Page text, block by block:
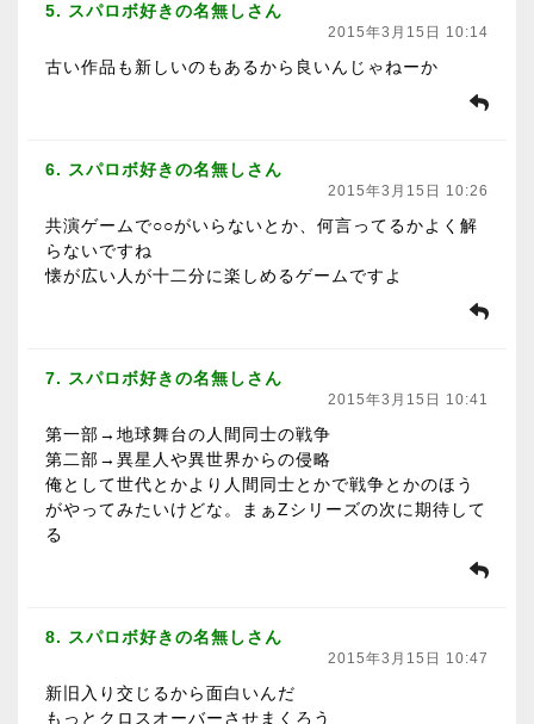
5. スパロボ好きの名無しさん
2015年3月15日 10:14
古い作品も新しいのもあるから良いんじゃねーか
6. スパロボ好きの名無しさん
2015年3月15日 10:26
共演ゲームで○○がいらないとか、何言ってるかよく解
らないですね
懐が広い人が十二分に楽しめるゲームですよ
7. スパロボ好きの名無しさん
2015年3月15日 10:41
第一部→地球舞台の人間同士の戦争
第二部→異星人や異世界からの侵略
俺として世代とかより人間同士とかで戦争とかのほう
がやってみたいけどな。まぁZシリーズの次に期待して
る
8. スパロボ好きの名無しさん
2015年3月15日 10:47
新旧入り交じるから面白いんだ
もっとクロスオーバーさせまくろう